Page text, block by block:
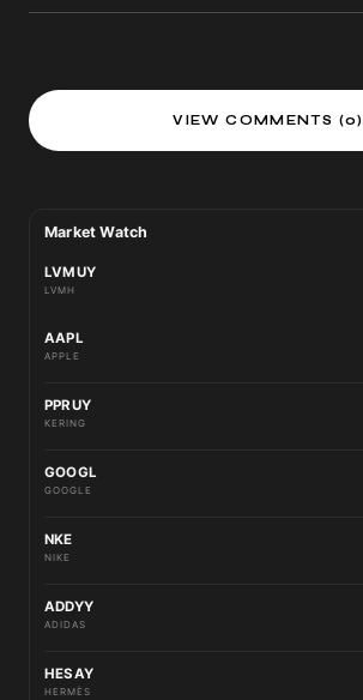
VIEW COMMENTS (0)
Market Watch
LVMUY
LVMH
AAPL
APPLE
PPRUY
KERING
GOOGL
GOOGLE
NKE
NIKE
ADDYY
ADIDAS
HESAY
HERMÈS